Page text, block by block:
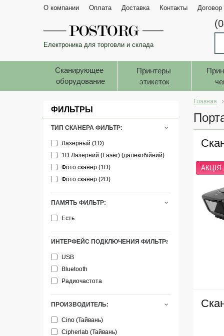
О компании Оплата Доставка Контакты
Електроника для торговли и склада
Сканирующее
оборудование
Принтеры
этикеток
ФИЛЬТРЫ
ТИП СКАНЕРА ФИЛЬТР:
Лазерный (1D)
1D Лазерний (Laser) (далекобійний)
Фото сканер (1D)
Фото сканер (2D)
ПАМЯТЬ ФИЛЬТР:
Есть
ИНТЕРФЕЙС ПОДКЛЮЧЕНИЯ ФИЛЬТР:
USB
Bluetooth
Радиочастота
ПРОИЗВОДИТЕЛЬ:
Cino (Тайвань)
Cipherlab (Тайвань)
Главная
АКЦІЯ